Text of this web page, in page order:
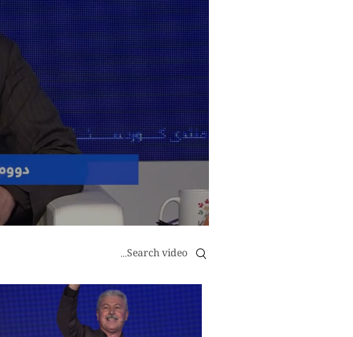
Search videos